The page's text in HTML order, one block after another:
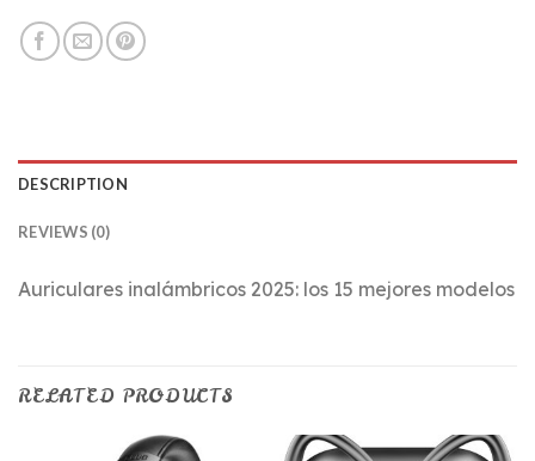
DESCRIPTION
REVIEWS (0)
Auriculares inalámbricos 2025: los 15 mejores modelos
RELATED PRODUCTS